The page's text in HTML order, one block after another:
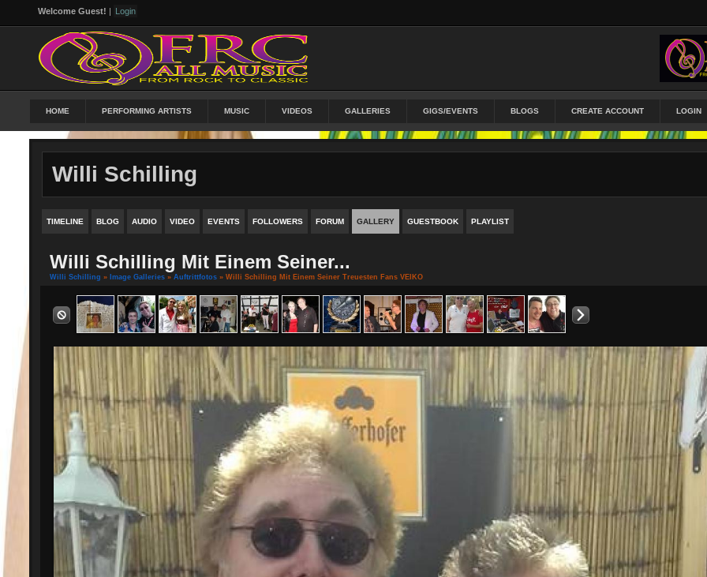
Welcome Guest! | Login
HOME PERFORMING ARTISTS MUSIC VIDEOS GALLERIES GIGS/EVENTS BLOGS CREATE ACCOUNT LOGIN
Willi Schilling
TIMELINE BLOG AUDIO VIDEO EVENTS FOLLOWERS FORUM GALLERY GUESTBOOK PLAYLIST
Willi Schilling Mit Einem Seiner...
Willi Schilling » Image Galleries » Auftrittfotos » Willi Schilling Mit Einem Seiner Treuesten Fans VEIKO